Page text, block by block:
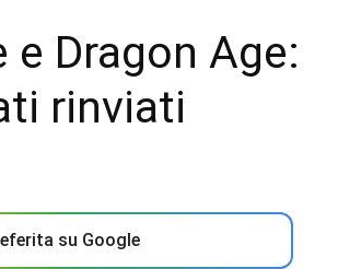
Dragon Age:
rinviati
su Google